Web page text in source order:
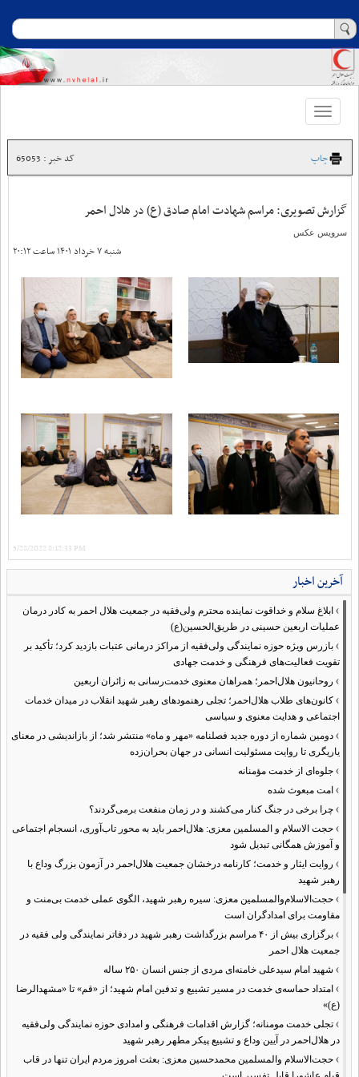
Toggle
navigation
چاپ کد خبر : 65053
گزارش تصویری: مراسم شهادت امام صادق (ع) در هلال احمر
سرویس عکس
شنبه ۷ خرداد ۱۴۰۱ ساعت ۲۰:۱۲
5/28/2022 8:12:33 PM
آخرین اخبار
› ابلاغ سلام و خداقوت نماینده محترم ولی‌فقیه در جمعیت هلال احمر به کادر درمان
عملیات اربعین حسینی در طریق‌الحسین(ع)
› بازرس ویژه حوزه نمایندگی ولی‌فقیه از مراکز درمانی عتبات بازدید کرد؛ تأکید بر
تقویت فعالیت‌های فرهنگی و خدمت جهادی
› روحانیون هلال‌احمر؛ همراهان معنوی خدمت‌رسانی به زائران اربعین
› کانون‌های طلاب هلال‌احمر؛ تجلی رهنمودهای رهبر شهید انقلاب در میدان خدمات
اجتماعی و هدایت معنوی و سیاسی
› دومین شماره از دوره جدید فصلنامه «مهر و ماه» منتشر شد؛ از بازاندیشی در معنای
یاریگری تا روایت مسئولیت انسانی در جهان بحران‌زده
› جلوه‌ای از خدمت مؤمنانه
› امت مبعوث شده
› چرا برخی در جنگ کنار می‌کشند و در زمان منفعت برمی‌گردند؟
› حجت الاسلام و المسلمین معزی: هلال‌احمر باید به محور تاب‌آوری، انسجام اجتماعی
و آموزش همگانی تبدیل شود
› روایت ایثار و خدمت؛ کارنامه درخشان جمعیت هلال‌احمر در آزمون بزرگ وداع با
رهبر شهید
› حجت‌الاسلام‌والمسلمین معزی: سیره رهبر شهید، الگوی عملی خدمت بی‌منت و
مقاومت برای امدادگران است
›
برگزاری بیش از ۴۰ مراسم بزرگداشت رهبر شهید در دفاتر نمایندگی ولی فقیه در
جمعیت هلال احمر
› شهید امام سیدعلی خامنه‌ای مردی از جنس انسان ۲۵۰ ساله
› امتداد حماسه‌ی خدمت در مسیر تشییع و تدفین امام شهید؛ از «قم» تا «مشهدالرضا
(ع)»
› تجلی خدمت مومنانه؛ گزارش اقدامات فرهنگی و امدادی حوزه نمایندگی ولی‌فقیه
در هلال‌احمر در آیین وداع و تشییع پیکر مطهر رهبر شهید
› حجت‌الاسلام والمسلمین محمدحسین معزی: بعثت امروز مردم ایران تنها در قاب